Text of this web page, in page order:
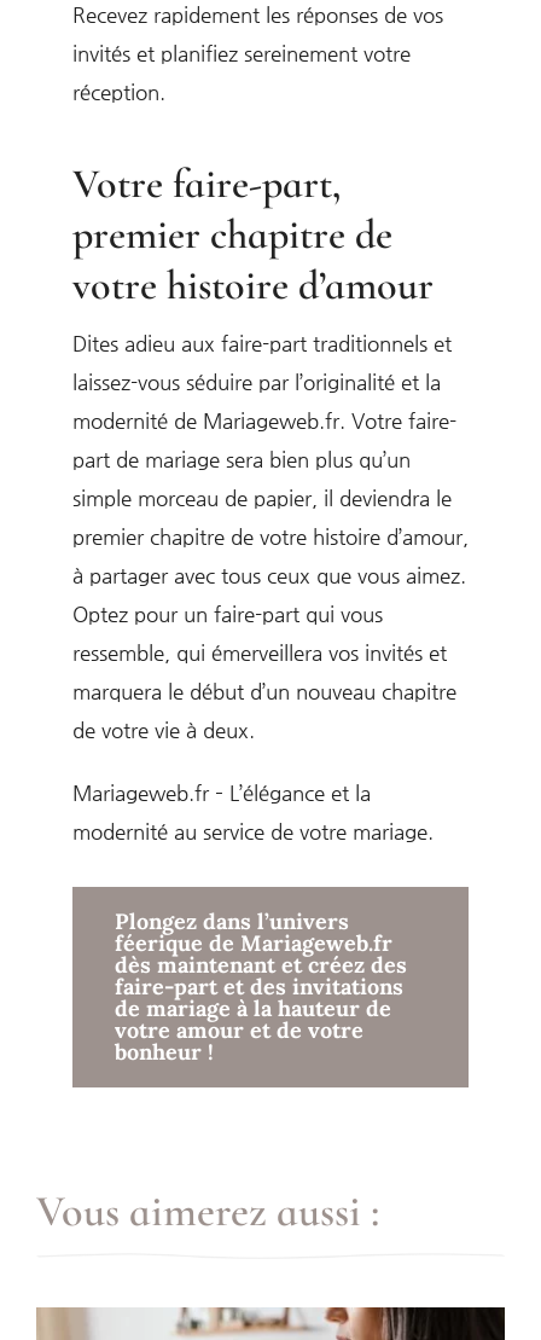
Recevez rapidement les réponses de vos
invités et planifiez sereinement votre
réception.
Votre faire-part,
premier chapitre de
votre histoire d’amour
Dites adieu aux faire-part traditionnels et
laissez-vous séduire par l’originalité et la
modernité de Mariageweb.fr. Votre faire-
part de mariage sera bien plus qu’un
simple morceau de papier, il deviendra le
premier chapitre de votre histoire d’amour,
à partager avec tous ceux que vous aimez.
Optez pour un faire-part qui vous
ressemble, qui émerveillera vos invités et
marquera le début d’un nouveau chapitre
de votre vie à deux.
Mariageweb.fr – L’élégance et la
modernité au service de votre mariage.
Plongez dans l’univers
féerique de Mariageweb.fr
dès maintenant et créez des
faire-part et des invitations
de mariage à la hauteur de
votre amour et de votre
bonheur !
Vous aimerez aussi :